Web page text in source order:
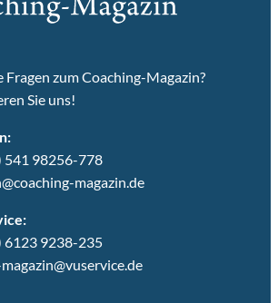
Fragen zum Coaching-Magazin?
Sie uns!
541 98256-778
magazin.de
6123 9238-235